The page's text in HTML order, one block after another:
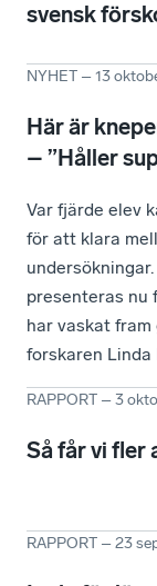
svensk
NYHET –13
Här är
– ”Håller
Var fjärde elev
för att klara
presenteras nu
har vaskat fram
forskaren Linda
RAPPORT –3
Så får vi fler
RAPPORT –23